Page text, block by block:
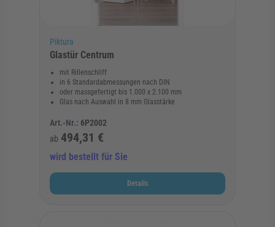
Piktura
Glastür Centrum
mit Rillenschliff
in 6 Standardabmessungen nach DIN
oder massgefertigt bis 1.000 x 2.100 mm
Glas nach Auswahl in 8 mm Glasstärke
Art.-Nr.: 6P2002
ab 494,31 €
wird bestellt für Sie
Details